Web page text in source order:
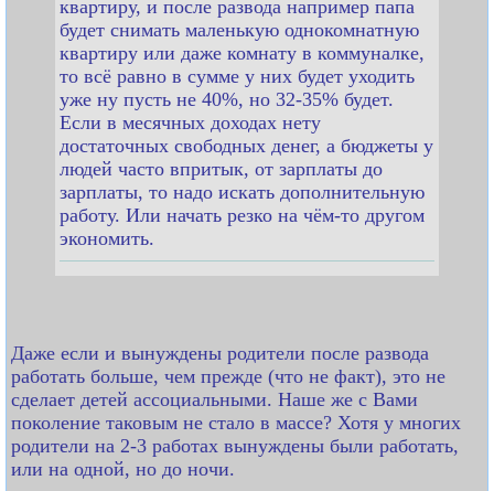
квартиру, и после развода например папа
будет снимать маленькую однокомнатную
квартиру или даже комнату в коммуналке,
то всё равно в сумме у них будет уходить
уже ну пусть не 40%, но 32-35% будет.
Если в месячных доходах нету
достаточных свободных денег, а бюджеты у
людей часто впритык, от зарплаты до
зарплаты, то надо искать дополнительную
работу. Или начать резко на чём-то другом
экономить.
Даже если и вынуждены родители после развода
работать больше, чем прежде (что не факт), это не
сделает детей ассоциальными. Наше же с Вами
поколение таковым не стало в массе? Хотя у многих
родители на 2-3 работах вынуждены были работать,
или на одной, но до ночи.